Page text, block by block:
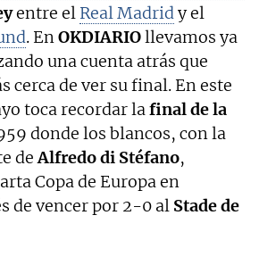
entre el Real Madridy el
. EnOKDIARIOllevamos ya
una cuenta atrás que
cerca de ver su final. En este
toca recordar lafinal de la
donde los blancos, con la
deAlfredo di Stéfano,
Copa de Europa en
de vencer por 2-0 al Stade de